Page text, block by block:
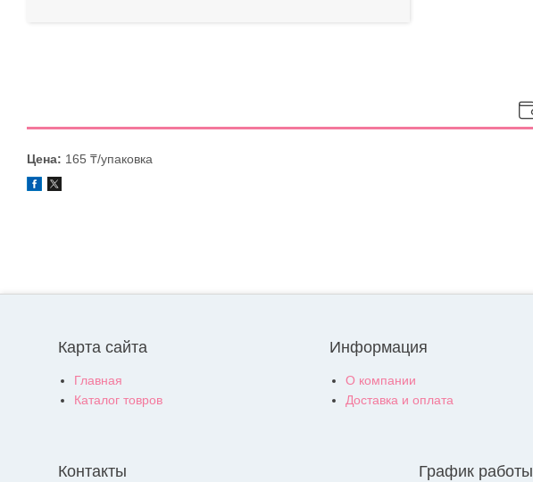
Цена: 165 ₸/упаковка
Карта сайта
Главная
Каталог товров
Информация
О компании
Доставка и оплата
Контакты График работы